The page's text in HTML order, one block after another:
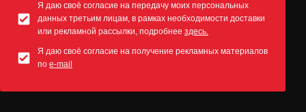
Я даю своё согласие на передачу моих персональных
данных третьим лицам, в рамках необходимости доставки
или рекламной рассылки, подробнее здесь.
Я даю своё согласие на получение рекламных материалов
по e-mail